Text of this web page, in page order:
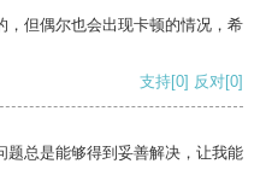
，但偶尔也会出现卡顿的情况，希
支持[0] 反对[0]
题总是能够得到妥善解决，让我能